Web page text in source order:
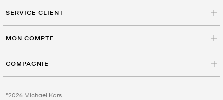
SERVICE CLIENT
MON COMPTE
COMPAGNIE
©2026 Michael Kors